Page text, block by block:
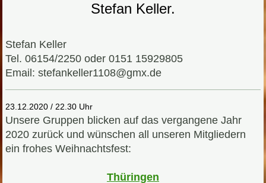
Stefan Keller.
Stefan Keller
Tel. 06154/2250 oder 0151 15929805
Email: stefankeller1108@gmx.de
23.12.2020 / 22.30 Uhr
Unsere Gruppen blicken auf das vergangene Jahr
2020 zurück und wünschen all unseren Mitgliedern
ein frohes Weihnachtsfest:
Thüringen